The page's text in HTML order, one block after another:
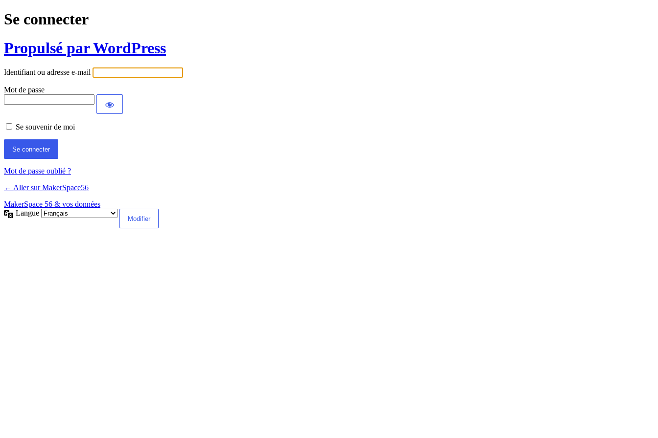
Se connecter
Propulsé par WordPress
Identifiant ou adresse e-mail
Mot de passe
Se souvenir de moi
Mot de passe oublié ?
← Aller sur MakerSpace56
MakerSpace 56 & vos données
Langue